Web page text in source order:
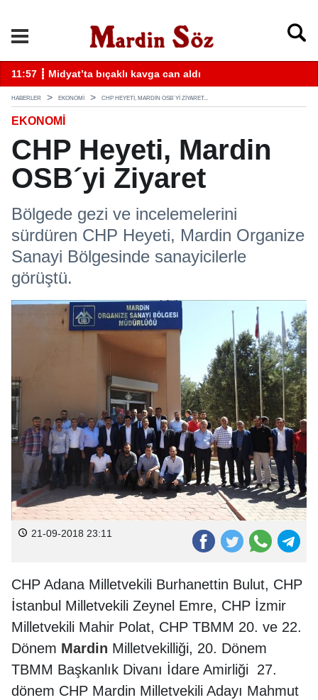
11:57 ┋ Midyat’ta bıçaklı kavga can aldı
HABERLER EKONOMİ CHP HEYETI, MARDIN OSB´YI ZIYARET...
EKONOMİ
CHP Heyeti, Mardin
OSB´yi Ziyaret
Bölgede gezi ve incelemelerini
sürdüren CHP Heyeti, Mardin Organize
Sanayi Bölgesinde sanayicilerle
görüştü.
21-09-2018 23:11
CHP Adana Milletvekili Burhanettin Bulut, CHP
İstanbul Milletvekili Zeynel Emre, CHP İzmir
Milletvekili Mahir Polat, CHP TBMM 20. ve 22.
Dönem Mardin Milletvekilliği, 20. Dönem
TBMM Başkanlık Divanı İdare Amirliği 27.
dönem CHP Mardin Milletvekili Adayı Mahmut